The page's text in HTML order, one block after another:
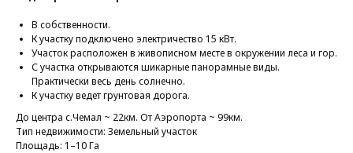
В собственности.
К участку подключено электричество 15 кВт.
Участок расположен в живописном месте в окружении леса и гор.
С участка открываются шикарные панорамные виды.
Практически весь день солнечно.
К участку ведет грунтовая дорога.
До центра с.Чемал ~ 22км. От Аэропорта ~ 99км.
Тип недвижимости: Земельный участок
Площадь: 1–10 Га